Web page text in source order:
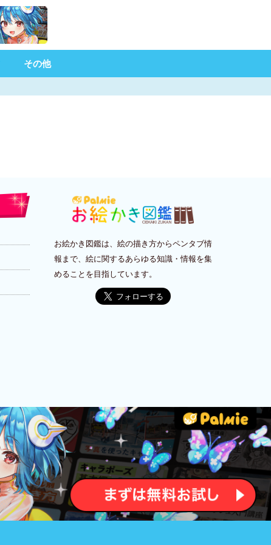
その他
お絵かき図鑑は、絵の描き方からペンタブ情
報まで、絵に関するあらゆる知識・情報を集
めることを目指しています。